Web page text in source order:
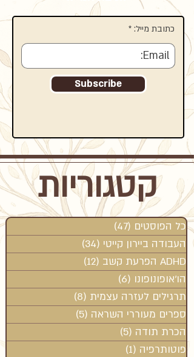
כתובת מייל:
Subscribe
קטגוריות
כל הפוסטים (47)
העבודה ביירון קייטי (34)
ADHD הפרעת קשב
(12)
הו'אופונופונו (6)
תרגילים לעזרה עצמית (8)
ספרים מעוררי השראה (5)
הכרת תודה (5)
פוטותרפיה (1)